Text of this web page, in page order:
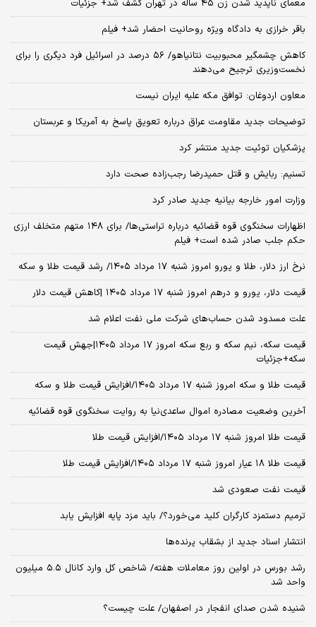
معمای ناپدید شدن زن ۴۵ ساله در تهران کشف شد+ جزئیات
باقر خرازی به دادگاه ویژه روحانیت احضار شد+ فیلم
کاهش چشمگیر محبوبیت نتانیاهو/ ۵۶ درصد در اسرائیل فرد دیگری را برای
نخست‌وزیری ترجیح می‌دهند
معاون اردوغان: توافق مکه علیه ایران نیست
توضیحات جدید مقاومت عراق درباره تعویق پاسخ به آمریکا و عربستان
پزشکیان توئیت جدید منتشر کرد
تسنیم: ربایش و قتل حمیدرضا رجب‌زاده صحت دارد
وزارت امور خارجه بیانیه جدید صادر کرد
اظهارات سخنگوی قوه قضائیه درباره تراستی‌ها/ برای ۱۴۸ متهم متخلف ارزی
حکم جلب صادر شده است+ فیلم
نرخ ارز دلار، طلا و یورو امروز شنبه ۱۷ مرداد ۱۴۰۵/ رشد قیمت طلا و سکه
قیمت دلار، یورو و درهم امروز شنبه ۱۷ مرداد ۱۴۰۵ |کاهش قیمت دلار
علت مسدود شدن حساب‌های شرکت ملی نفت اعلام شد
قیمت سکه، نیم سکه و ربع سکه امروز ۱۷ مرداد ۱۴۰۵|جهش قیمت
سکه+جزئیات
قیمت طلا و سکه امروز شنبه ۱۷ مرداد ۱۴۰۵/افزایش قیمت طلا و سکه
آخرین وضعیت مصادره اموال ساعدی‌نیا به روایت سخنگوی قوه قضائیه
قیمت طلا امروز شنبه ۱۷ مرداد ۱۴۰۵/افزایش قیمت طلا
قیمت طلا ۱۸ عیار امروز شنبه ۱۷ مرداد ۱۴۰۵/افزایش قیمت طلا
قیمت نفت صعودی شد
ترمیم دستمزد کارگران کلید می‌خورد؟/ باید مزد پایه افزایش یابد
انتشار اسناد جدید از بشقاب پرنده‌ها
رشد بورس در اولین روز معاملات هفته/ شاخص کل وارد کانال ۵.۵ میلیون
واحد شد
شنیده شدن صدای انفجار در اصفهان/ علت چیست؟